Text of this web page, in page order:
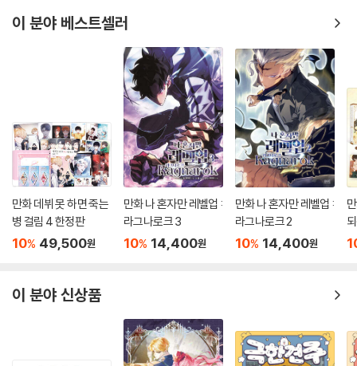
이 분야 베스트셀러
만화 데뷔 못 하면 죽는
병 걸림 4 한정판
10% 49,500원
만화 나 혼자만 레벨업 :
라그나로크 3
10% 14,400원
만화 나 혼자만 레벨업 :
라그나로크 2
10% 14,400원
이 분야 신상품